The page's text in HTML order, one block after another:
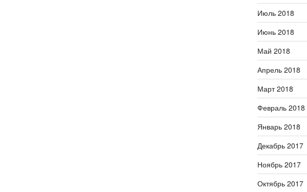
Июль 2018
Июнь 2018
Май 2018
Апрель 2018
Март 2018
Февраль 2018
Январь 2018
Декабрь 2017
Ноябрь 2017
Октябрь 2017